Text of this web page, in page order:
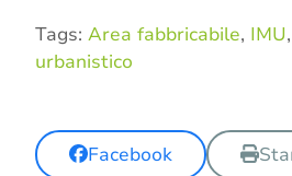
Tags: Area fabbricabile, IMU,
urbanistico
Facebook